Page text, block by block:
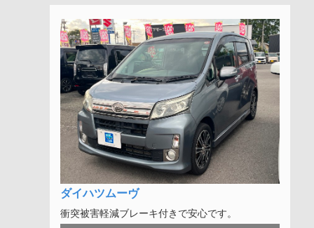
ダイハツムーヴ
衝突被害軽減ブレーキ付きで安心です。